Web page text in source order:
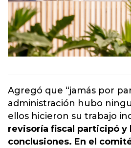
Agregó que “jamás por
administración hubo
ellos hicieron su trabajo
revisoría fiscal participó y
conclusiones. En el